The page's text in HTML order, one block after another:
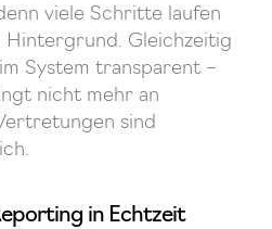
viele Schritte laufen
Hintergrund. Gleichzeitig
System transparent –
nicht mehr an
sind
in Echtzeit